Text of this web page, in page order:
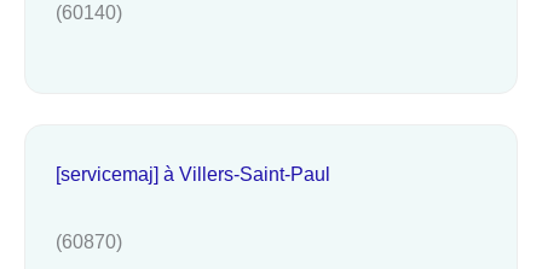
(60140)
[servicemaj] à Villers-Saint-Paul
(60870)